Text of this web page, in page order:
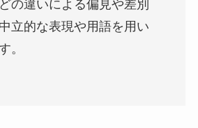
の違いによる偏見や差別
立的な表現や用語を用い
。